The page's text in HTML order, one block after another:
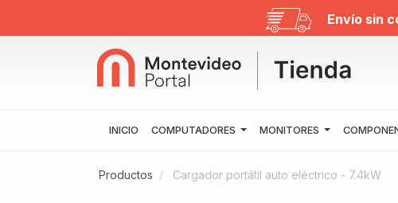
Envío sin
INICIO COMPUTADORES MONITORES
Productos Cargador portátil auto eléctrico - 7.4kW